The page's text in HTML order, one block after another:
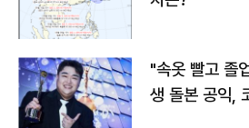
"속옷 빨고 졸
생 돌본 공익,